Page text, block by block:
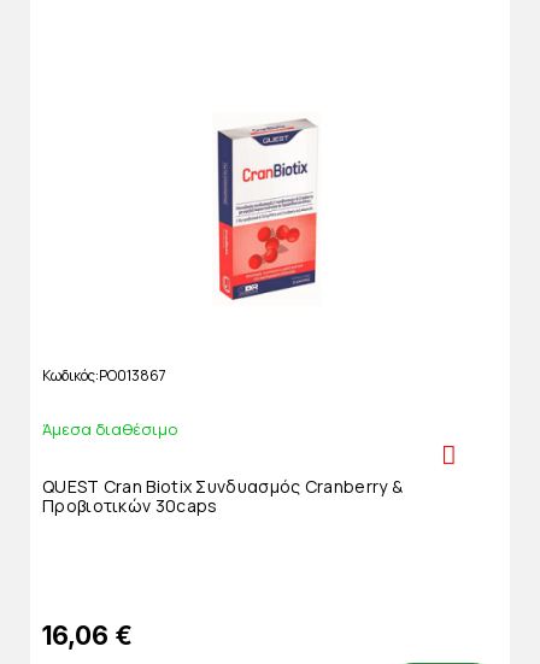
Κωδικός PO013867
Άμεσα διαθέσιμο
QUEST Cran Biotix Συνδυασμός Cranberry &
Προβιοτικών 30caps
16,06 €